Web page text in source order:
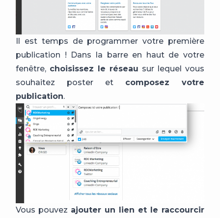
Il est temps de programmer votre première
publication ! Dans la barre en haut de votre
fenêtre, choisissez le réseau sur lequel vous
souhaitez poster et composez votre
publication.
Vous pouvez ajouter un lien et le raccourcir